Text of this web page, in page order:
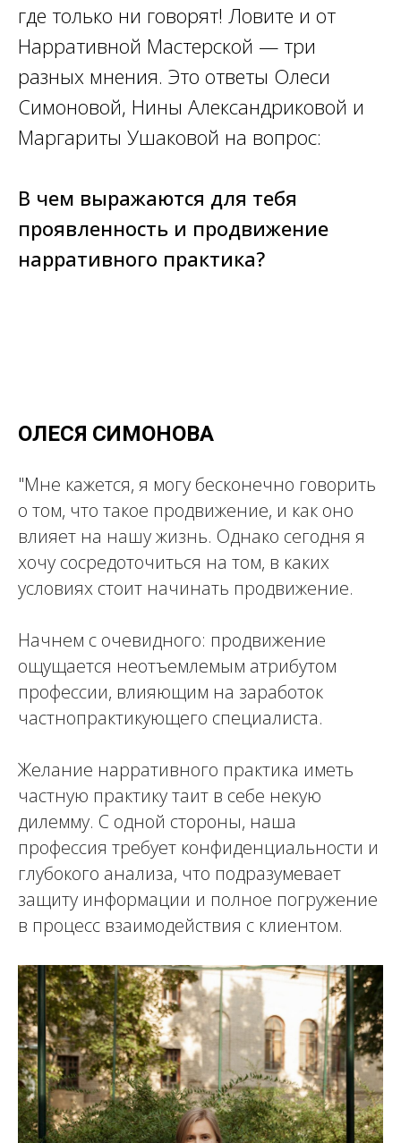
где только ни говорят! Ловите и от
Нарративной Мастерской — три
разных мнения. Это ответы Олеси
Симоновой, Нины Александриковой и
Маргариты Ушаковой на вопрос:
️В чем выражаются для тебя
проявленность и продвижение
нарративного практика?
ОЛЕСЯ СИМОНОВА
"Мне кажется, я могу бесконечно говорить
о том, что такое продвижение, и как оно
влияет на нашу жизнь. Однако сегодня я
хочу сосредоточиться на том, в каких
условиях стоит начинать продвижение.
Начнем с очевидного: продвижение
ощущается неотъемлемым атрибутом
профессии, влияющим на заработок
частнопрактикующего специалиста.
Желание нарративного практика иметь
частную практику таит в себе некую
дилемму. С одной стороны, наша
профессия требует конфиденциальности и
глубокого анализа, что подразумевает
защиту информации и полное погружение
в процесс взаимодействия с клиентом.